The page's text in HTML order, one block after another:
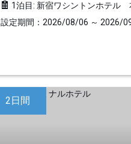
1泊目: 新宿ワシントンホテル
設定期間：2026/08/06 ～ 2026/
2日間